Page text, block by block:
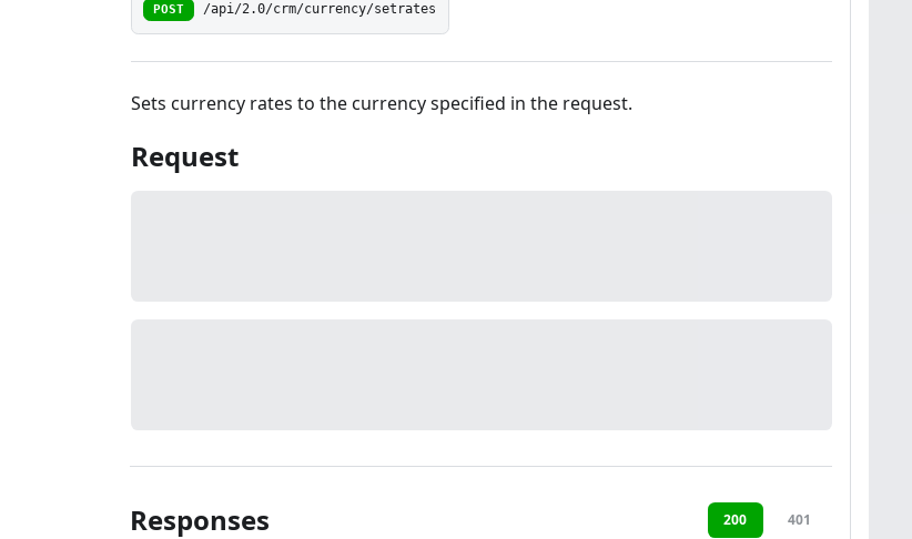
POST /api/2.0/crm/currency/setrates
Sets currency rates to the currency specified in the request.
Request
Responses 200 401